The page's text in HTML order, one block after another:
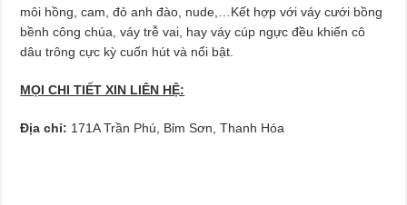
môi hồng, cam, đỏ anh đào, nude,…Kết hợp với váy cưới bồng
bềnh công chúa, váy trễ vai, hay váy cúp ngực đều khiến cô
dâu trông cực kỳ cuốn hút và nổi bật.
MỌI CHI TIẾT XIN LIÊN HỆ:
Địa chỉ: 171A Trần Phú, Bỉm Sơn, Thanh Hóa